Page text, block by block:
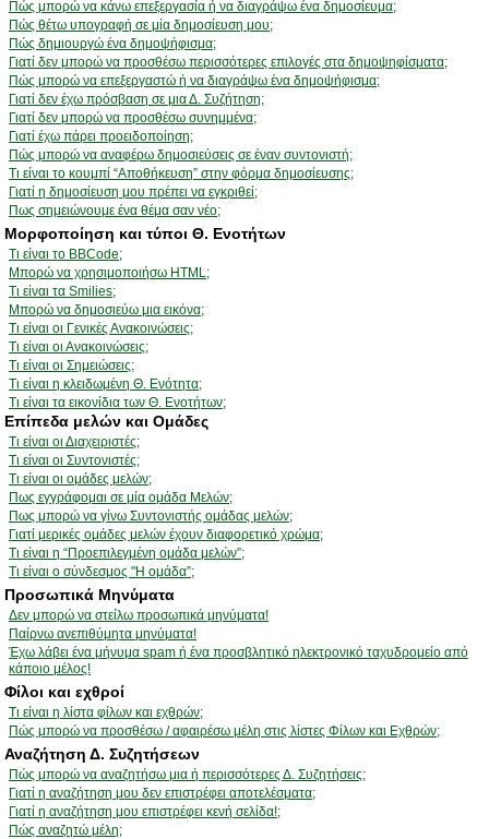
Πώς μπορώ να κάνω επεξεργασία ή να διαγράψω ένα δημοσίευμα;
Πώς θέτω υπογραφή σε μία δημοσίευση μου;
Πώς δημιουργώ ένα δημοψήφισμα;
Γιατί δεν μπορώ να προσθέσω περισσότερες επιλογές στα δημοψηφίσματα;
Πώς μπορώ να επεξεργαστώ ή να διαγράψω ένα δημοψήφισμα;
Γιατί δεν έχω πρόσβαση σε μια Δ. Συζήτηση;
Γιατί δεν μπορώ να προσθέσω συνημμένα;
Γιατί έχω πάρει προειδοποίηση;
Πώς μπορώ να αναφέρω δημοσιεύσεις σε έναν συντονιστή;
Τι είναι το κουμπί “Αποθήκευση” στην φόρμα δημοσίευσης;
Γιατί η δημοσίευση μου πρέπει να εγκριθεί;
Πως σημειώνουμε ένα θέμα σαν νέο;
Μορφοποίηση και τύποι Θ. Ενοτήτων
Τι είναι το BBCode;
Μπορώ να χρησιμοποιήσω HTML;
Τι είναι τα Smilies;
Μπορώ να δημοσιεύω μια εικόνα;
Τι είναι οι Γενικές Ανακοινώσεις;
Τι είναι οι Ανακοινώσεις;
Τι είναι οι Σημειώσεις;
Τι είναι η κλειδωμένη Θ. Ενότητα;
Τι είναι τα εικονίδια των Θ. Ενοτήτων;
Επίπεδα μελών και Ομάδες
Τι είναι οι Διαχειριστές;
Τι είναι οι Συντονιστές;
Τι είναι οι ομάδες μελών;
Πως εγγράφομαι σε μία ομάδα Μελών;
Πως μπορώ να γίνω Συντονιστής ομάδας μελών;
Γιατί μερικές ομάδες μελών έχουν διαφορετικό χρώμα;
Τι είναι η “Προεπιλεγμένη ομάδα μελών”;
Τι είναι ο σύνδεσμος "Η ομάδα”;
Προσωπικά Μηνύματα
Δεν μπορώ να στείλω προσωπικά μηνύματα!
Παίρνω ανεπιθύμητα μηνύματα!
Έχω λάβει ένα μήνυμα spam ή ένα προσβλητικό ηλεκτρονικό ταχυδρομείο από
κάποιο μέλος!
Φίλοι και εχθροί
Τι είναι η λίστα φίλων και εχθρών;
Πώς μπορώ να προσθέσω / αφαιρέσω μέλη στις λίστες Φίλων και Εχθρών;
Αναζήτηση Δ. Συζητήσεων
Πώς μπορώ να αναζητήσω μια ή περισσότερες Δ. Συζητήσεις;
Γιατί η αναζήτηση μου δεν επιστρέφει αποτελέσματα;
Γιατί η αναζήτηση μου επιστρέφει κενή σελίδα!;
Πώς αναζητώ μέλη;